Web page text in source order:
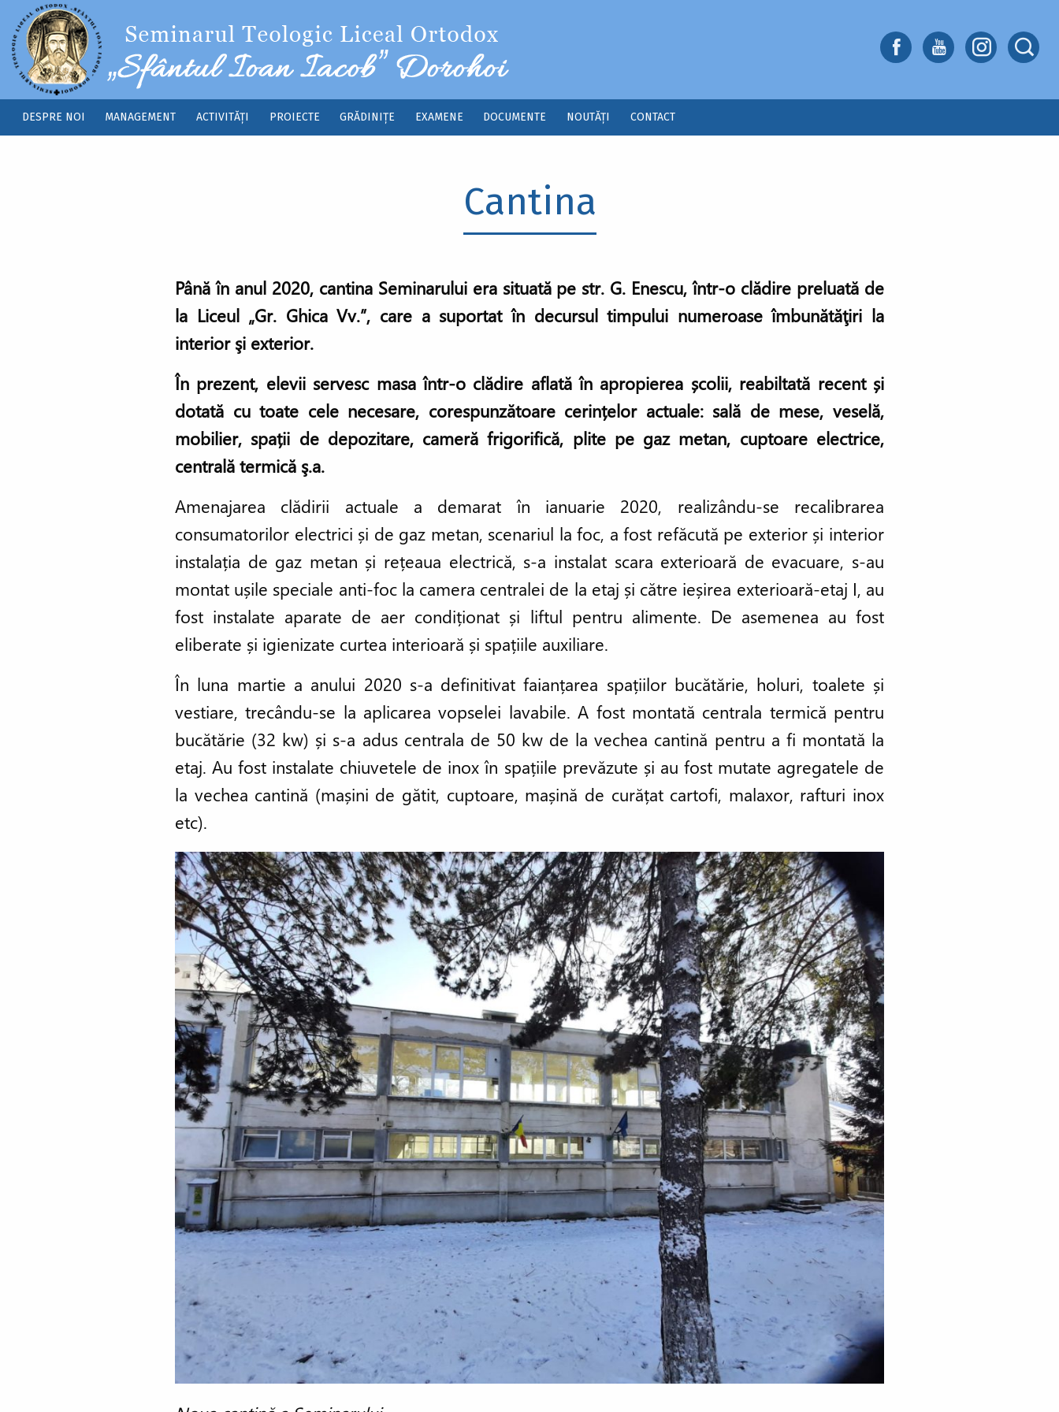
Sari la conținutul principal
Main
DESPRE NOI MANAGEMENT ACTIVITĂȚI PROIECTE GRĂDINIȚE EXAMENE DOCUMENTE NOUTĂȚI CONTACT
Cantina
Până în anul 2020, cantina Seminarului era situată pe str. G. Enescu, într-o clădire preluată de
la Liceul „Gr. Ghica Vv.”, care a suportat în decursul timpului numeroase îmbunătăţiri la
interior şi exterior.
În prezent, elevii servesc masa într-o clădire aflată în apropierea școlii, reabiltată recent și
dotată cu toate cele necesare, corespunzătoare cerințelor actuale: sală de mese, veselă,
mobilier, spații de depozitare, cameră frigorifică, plite pe gaz metan, cuptoare electrice,
centrală termică ş.a.
Amenajarea clădirii actuale a demarat în ianuarie 2020, realizându-se recalibrarea
consumatorilor electrici și de gaz metan, scenariul la foc, a fost refăcută pe exterior și interior
instalația de gaz metan și rețeaua electrică, s-a instalat scara exterioară de evacuare, s-au
montat ușile speciale anti-foc la camera centralei de la etaj și către ieșirea exterioară-etaj I, au
fost instalate aparate de aer condiționat și liftul pentru alimente. De asemenea au fost
eliberate și igienizate curtea interioară și spațiile auxiliare.
În luna martie a anului 2020 s-a definitivat faianțarea spațiilor bucătărie, holuri, toalete și
vestiare, trecându-se la aplicarea vopselei lavabile. A fost montată centrala termică pentru
bucătărie (32 kw) și s-a adus centrala de 50 kw de la vechea cantină pentru a fi montată la
etaj. Au fost instalate chiuvetele de inox în spațiile prevăzute și au fost mutate agregatele de
la vechea cantină (mașini de gătit, cuptoare, mașină de curățat cartofi, malaxor, rafturi inox
etc).